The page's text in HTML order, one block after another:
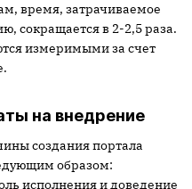
время, затрачиваемое
сокращается в 2-2,5 раза.
измеримыми за счет
на внедрение
создания портала
образом:
исполнения и доведение